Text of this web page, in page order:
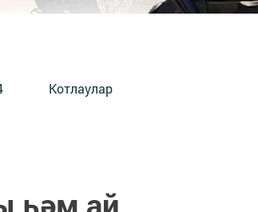
Котлаулар
һәм ай